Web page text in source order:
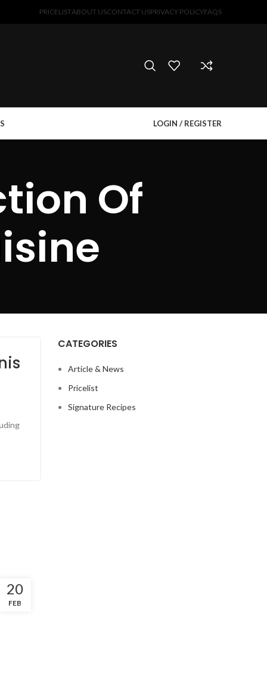
PRICELISTABOUT USCONTACT USPRIVACY POLICYFAQS
LOGIN / REGISTER
Of
20
FEB
CATEGORIES
Article & News
Pricelist
Signature Recipes